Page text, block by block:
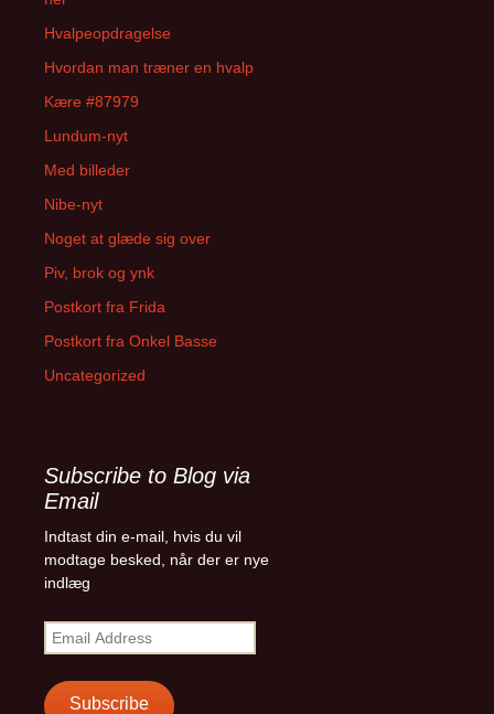
Hvalpeopdragelse
Hvordan man træner en hvalp
Kære #87979
Lundum-nyt
Med billeder
Nibe-nyt
Noget at glæde sig over
Piv, brok og ynk
Postkort fra Frida
Postkort fra Onkel Basse
Uncategorized
Subscribe to Blog via
Email
Indtast din e-mail, hvis du vil
modtage besked, når der er nye
indlæg
E
m
i
Subscribe